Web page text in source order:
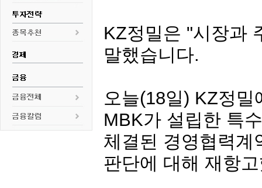
KZ정밀은 "시장과
말했습니다.
오늘(18일) KZ정밀
MBK가 설립한 특
체결된 경영협력계
판단에 대해 재항